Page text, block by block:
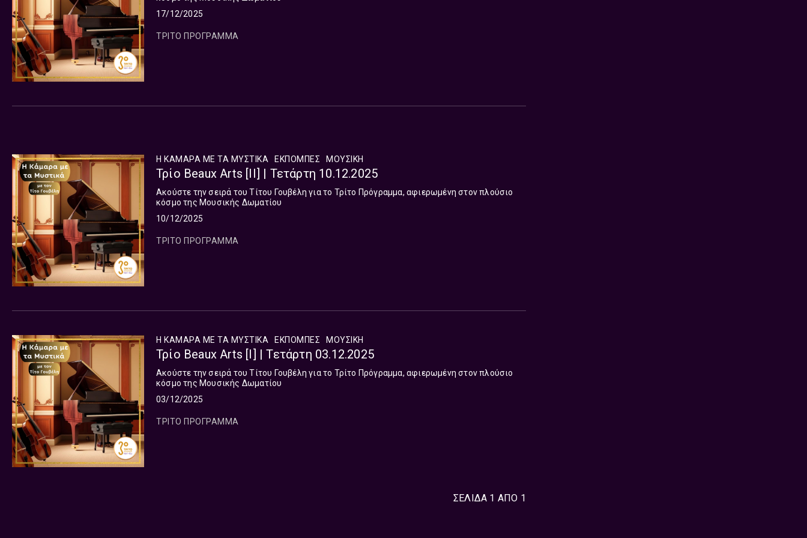
17/12/2025
ΤΡΙΤΟ ΠΡΟΓΡΑΜΜΑ
Η ΚΑΜΑΡΑ ΜΕ ΤΑ ΜΥΣΤΙΚΑ ΕΚΠΟΜΠΈΣ ΜΟΥΣΙΚΉ
Τρίο Beaux Arts [II] | Τετάρτη 10.12.2025
Ακούστε την σειρά του Τίτου Γουβέλη για το Τρίτο Πρόγραμμα, αφιερωμένη στον πλούσιο
κόσμο της Μουσικής Δωματίου
10/12/2025
ΤΡΙΤΟ ΠΡΟΓΡΑΜΜΑ
Η ΚΑΜΑΡΑ ΜΕ ΤΑ ΜΥΣΤΙΚΑ ΕΚΠΟΜΠΈΣ ΜΟΥΣΙΚΉ
Τρίο Beaux Arts [I] | Τετάρτη 03.12.2025
Ακούστε την σειρά του Τίτου Γουβέλη για το Τρίτο Πρόγραμμα, αφιερωμένη στον πλούσιο
κόσμο της Μουσικής Δωματίου
03/12/2025
ΤΡΙΤΟ ΠΡΟΓΡΑΜΜΑ
ΣΕΛΙΔΑ 1 ΑΠΟ 1